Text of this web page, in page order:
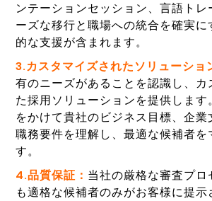
ンテーションセッション、言語トレ
ーズな移行と職場への統合を確実に
的な支援が含まれます。
3.カスタマイズされたソリューショ
有のニーズがあることを認識し、カ
た採用ソリューションを提供します
をかけて貴社のビジネス目標、企業
職務要件を理解し、最適な候補者を
す。
4.品質保証： 当社の厳格な審査プロ
も適格な候補者のみがお客様に提